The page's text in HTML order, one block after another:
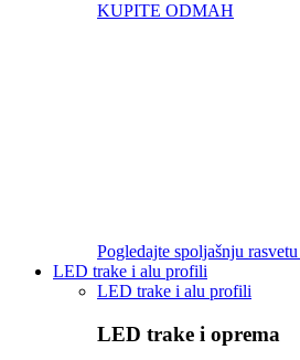
KUPITE ODMAH
Pogledajte spoljašnju
LED trake i alu profili
LED trake i alu profili
LED trake i oprema